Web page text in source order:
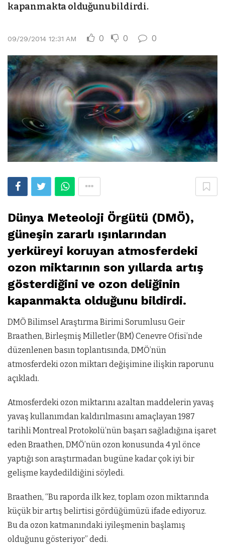
kapanmakta olduğunu bildirdi.
09/29/2014 12:31 AM 0 0 0
Dünya Meteoloji Örgütü (DMÖ),
güneşin zararlı ışınlarından
yerküreyi koruyan atmosferdeki
ozon miktarının son yıllarda artış
gösterdiğini ve ozon deliğinin
kapanmakta olduğunu bildirdi.
DMÖ Bilimsel Araştırma Birimi Sorumlusu Geir
Braathen, Birleşmiş Milletler (BM) Cenevre Ofisi’nde
düzenlenen basın toplantısında, DMÖ’nün
atmosferdeki ozon miktarı değişimine ilişkin raporunu
açıkladı.
Atmosferdeki ozon miktarını azaltan maddelerin yavaş
yavaş kullanımdan kaldırılmasını amaçlayan 1987
tarihli Montreal Protokolü’nün başarı sağladığına işaret
eden Braathen, DMÖ’nün ozon konusunda 4 yıl önce
yaptığı son araştırmadan bugüne kadar çok iyi bir
gelişme kaydedildiğini söyledi.
Braathen, “Bu raporda ilk kez, toplam ozon miktarında
küçük bir artış belirtisi gördüğümüzü ifade ediyoruz.
Bu da ozon katmanındaki iyileşmenin başlamış
olduğunu gösteriyor” dedi.